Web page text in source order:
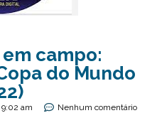
campo:
do Mundo
9:02 am Nenhum comentário